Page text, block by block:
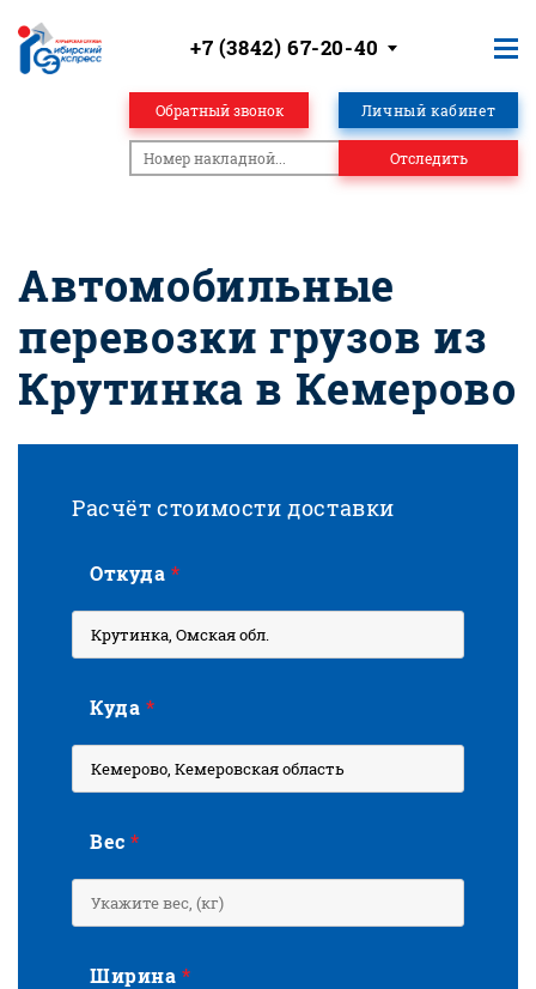
+7 (3842) 67-20-40
Обратный звонок Личный кабинет
Отследить
Автомобильные
перевозки грузов из
Крутинка в Кемерово
Расчёт стоимости доставки
Откуда*
Куда *
Вес*
Ширина*